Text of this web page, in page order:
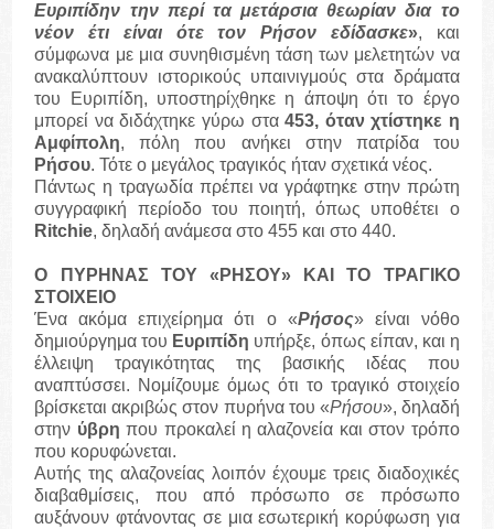
Ευριπίδην την περί τα μετάρσια θεωρίαν δια το
νέον έτι είναι ότε τον Ρήσον εδίδασκε», και
σύμφωνα με μια συνηθισμένη τάση των μελετητών να
ανακαλύπτουν ιστορικούς υπαινιγμούς στα δράματα
του Ευριπίδη, υποστηρίχθηκε η άποψη ότι το έργο
μπορεί να διδάχτηκε γύρω στα453, όταν χτίστηκε η
Αμφίπολη, πόλη που ανήκει στην πατρίδα του
Ρήσου. Τότε ο μεγάλος τραγικός ήταν σχετικά νέος.
Πάντως η τραγωδία πρέπει να γράφτηκε στην πρώτη
συγγραφική περίοδο του ποιητή, όπως υποθέτει ο
Ritchie, δηλαδή ανάμεσα στο 455 και στο 440.
Ο ΠΥΡΗΝΑΣ ΤΟΥ «ΡΗΣΟΥ» ΚΑΙ ΤΟ ΤΡΑΓΙΚΟ
ΣΤΟΙΧΕΙΟ
Ένα ακόμα επιχείρημα ότι ο «Ρήσος» είναι νόθο
δημιούργημα του Ευριπίδη υπήρξε, όπως είπαν, και η
έλλειψη τραγικότητας της βασικής ιδέας που
αναπτύσσει. Νομίζουμε όμως ότι το τραγικό στοιχείο
βρίσκεται ακριβώς στον πυρήνα του «Ρήσου», δηλαδή
στην ύβρη που προκαλεί η αλαζονεία και στον τρόπο
που κορυφώνεται.
Αυτής της αλαζονείας λοιπόν έχουμε τρεις διαδοχικές
διαβαθμίσεις, που από πρόσωπο σε πρόσωπο
αυξάνουν φτάνοντας σε μια εσωτερική κορύφωση για